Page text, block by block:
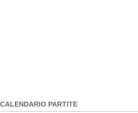
CALENDARIO PARTITE